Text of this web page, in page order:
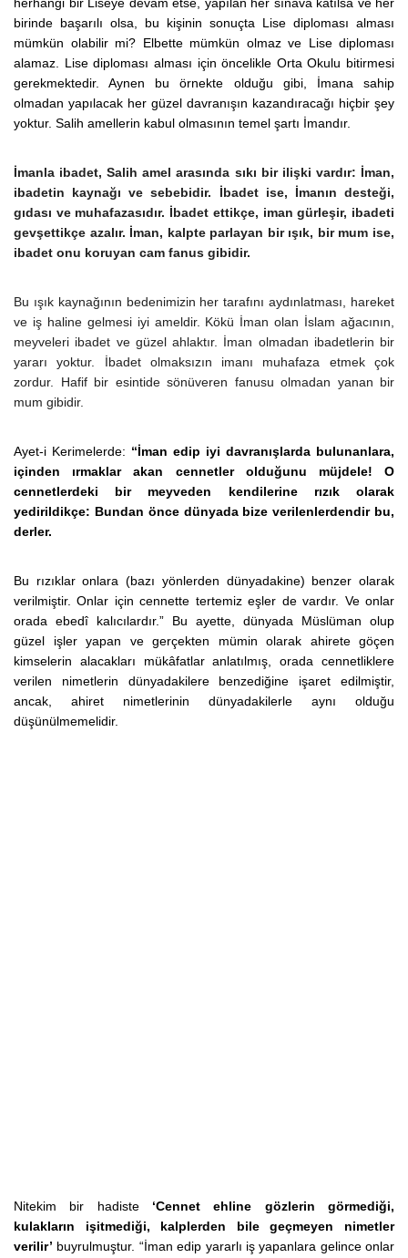
birinde başarılı olsa, bu kişinin sonuçta Lise diploması alması
mümkün olabilir mi? Elbette mümkün olmaz ve Lise diploması
alamaz. Lise diploması alması için öncelikle Orta Okulu bitirmesi
gerekmektedir. Aynen bu örnekte olduğu gibi, İmana sahip
olmadan yapılacak her güzel davranışın kazandıracağı hiçbir şey
yoktur. Salih amellerin kabul olmasının temel şartı İmandır.
İmanla ibadet, Salih amel arasında sıkı bir ilişki vardır: İman,
ibadetin kaynağı ve sebebidir. İbadet ise, İmanın desteği,
gıdası ve muhafazasıdır. İbadet ettikçe, iman gürleşir, ibadeti
gevşettikçe azalır. İman, kalpte parlayan bir ışık, bir mum ise,
ibadet onu koruyan cam fanus gibidir.
Bu ışık kaynağının bedenimizin her tarafını aydınlatması, hareket
ve iş haline gelmesi iyi ameldir. Kökü İman olan İslam ağacının,
meyveleri ibadet ve güzel ahlaktır. İman olmadan ibadetlerin bir
yararı yoktur. İbadet olmaksızın imanı muhafaza etmek çok
zordur. Hafif bir esintide sönüveren fanusu olmadan yanan bir
mum gibidir.
Ayet-i Kerimelerde: “İman edip iyi davranışlarda bulunanlara,
içinden ırmaklar akan cennetler olduğunu müjdele! O
cennetlerdeki bir meyveden kendilerine rızık olarak
yedirildikçe: Bundan önce dünyada bize verilenlerdendir bu,
derler.
Bu rızıklar onlara (bazı yönlerden dünyadakine) benzer olarak
verilmiştir. Onlar için cennette tertemiz eşler de vardır. Ve onlar
orada ebedî kalıcılardır.” Bu ayette, dünyada Müslüman olup
güzel işler yapan ve gerçekten mümin olarak ahirete göçen
kimselerin alacakları mükâfatlar anlatılmış, orada cennetliklere
verilen nimetlerin dünyadakilere benzediğine işaret edilmiştir,
ancak, ahiret nimetlerinin dünyadakilerle aynı olduğu
düşünülmemelidir.
Nitekim bir hadiste ‘Cennet ehline gözlerin görmediği,
kulakların işitmediği, kalplerden bile geçmeyen nimetler
verilir’ buyrulmuştur. “İman edip yararlı iş yapanlara gelince onlar